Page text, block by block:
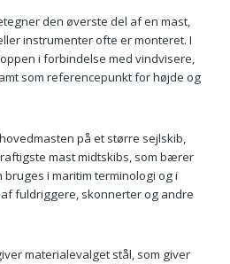
den øverste del af en mast,
instrumenter ofte er monteret. I
i forbindelse med vindvisere,
som referencepunkt for højde og
på et større sejlskib,
mast midtskibs, som bærer
i maritim terminologi og i
fuldriggere, skonnerter og andre
materialevalget stål, som giver